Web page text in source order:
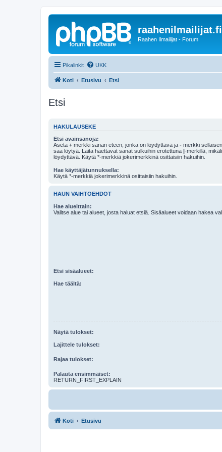
raahenilmailijat.fi
Raahen Ilmailijat - Forum
Pikalinkit UKK
Koti Etusivu Etsi
Etsi
HAKULAUSEKE
Etsi avainsanoja:
Aseta + merkki sanan eteen, jonka on löydyttävä ja - merkki
saa löytyä. Laita haettavat sanat sulkuihin erotettuna |-merkillä,
löydyttävä. Käytä *-merkkiä jokerimerkkinä osittaisiin hakuihin.
Hae käyttäjätunnuksella:
Käytä *-merkkiä jokerimerkkinä osittaisiin hakuihin.
HAUN VAIHTOEHDOT
Hae alueittain:
Valitse alue tai alueet, josta haluat etsiä. Sisäalueet voidaan hakea
Etsi sisäalueet:
Hae täältä:
Näytä tulokset:
Lajittele tulokset:
Rajaa tulokset:
Palauta ensimmäiset:
RETURN_FIRST_EXPLAIN
Koti Etusivu